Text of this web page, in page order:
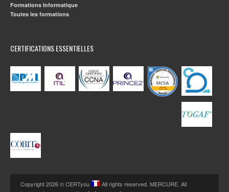
Formations Informatique
Toutes les formations
CERTIFICATIONS ESSENTIELLES
Copyright 2026 © CERTyou
All rights reserved. MERCURE. All